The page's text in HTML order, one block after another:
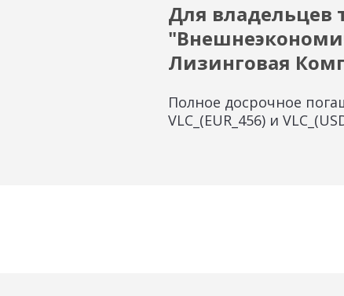
Для владельцев
Лизинговая
Полное досрочное
VLC_(EUR_456) и